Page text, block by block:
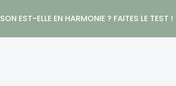
EST-ELLE EN HARMONIE ? FAITES LE TEST !